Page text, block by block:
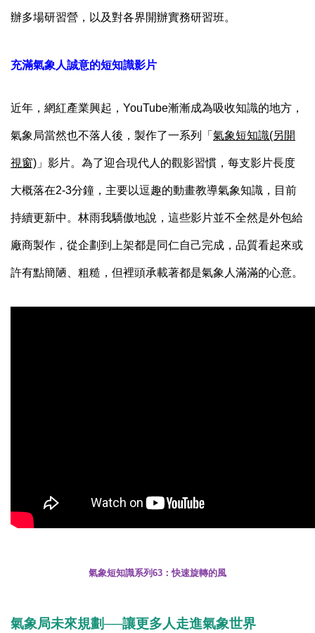
辦多場研習營，以及對各界開辦實務研習班。
充滿氣象人誠意的短知識影片
近年，網紅產業興起， YouTube漸漸成為吸收知識的地方，
氣象局當然也不落人後，製作了一系列「 氣象短知識(另開
視窗) 」影片。為了迎合現代人的觀影習慣，每支影片長度
大概落在2-3分鐘，主要以逗趣的動畫教導氣象知識，目前
持續更新中。林雨我驕傲地說，這些影片並不全然是外包給
廠商製作，從企劃到上架都是同仁自己完成，品質看起來或
許有點簡陋、粗糙，但裡頭承載著都是氣象人滿滿的心意。
氣象短知識系列63：快速旋轉的風
氣象局未來規劃──讓更多人走進氣象世界